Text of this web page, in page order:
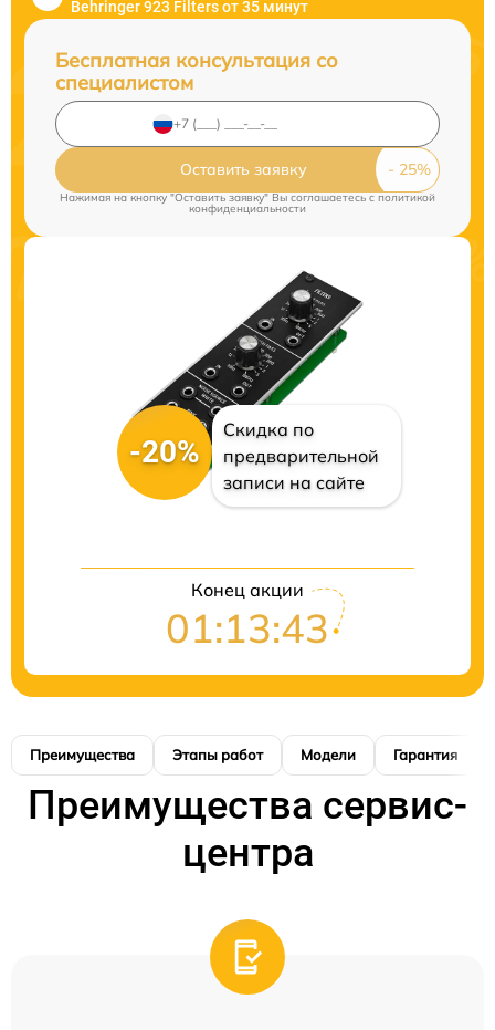
Behringer 923 Filters от 35 минут
Бесплатная консультация со
специалистом
Оставить заявку
Нажимая на кнопку "Оставить заявку" Вы соглашаетесь cполитикой
конфиденциальности
-20%
Скидка по
предварительной
записи на сайте
Конец акции
01:13:42
Преимущества Этапы работ Модели Гарантия
Преимущества сервис-
центра